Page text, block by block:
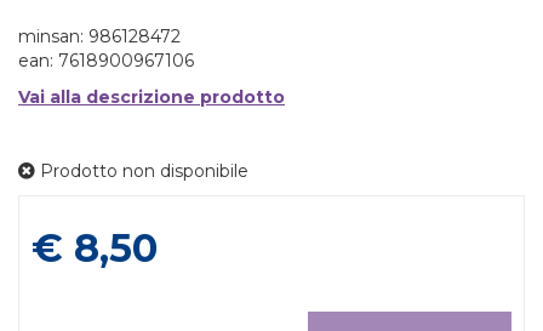
minsan: 986128472
ean: 7618900967106
Vai alla descrizione prodotto
Prodotto non disponibile
Prezzo
€ 8,50